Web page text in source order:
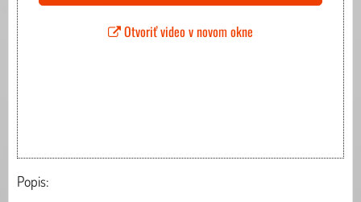
Otvoriť video v novom okne
Popis: